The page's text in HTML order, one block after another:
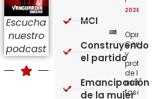
Escucha
nuestro
podcast
2026-
y
de los
MCI
Construyendo
el partido
Emancipación
de la mujer